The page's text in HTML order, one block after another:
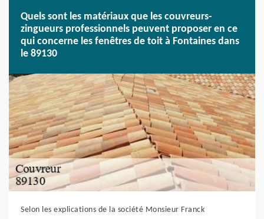
Quels sont les matériaux que les couvreurs-
zingueurs professionnels peuvent proposer en ce
qui concerne les fenêtres de toit à Fontaines dans
le 89130
Selon les explications de la société Monsieur Franck